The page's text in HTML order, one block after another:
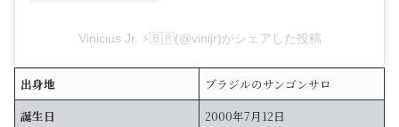
Vinicius Jr. ⚡️🇧🇷(@vinijr)がシェアした投稿
出身地
ブラジルのサンゴンサロ
誕生日
2000年7月12日